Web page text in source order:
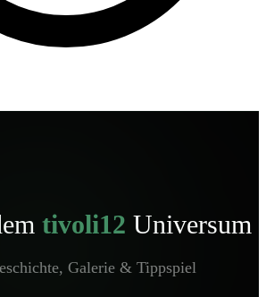
tivoli12 Universum
Galerie & Tippspiel